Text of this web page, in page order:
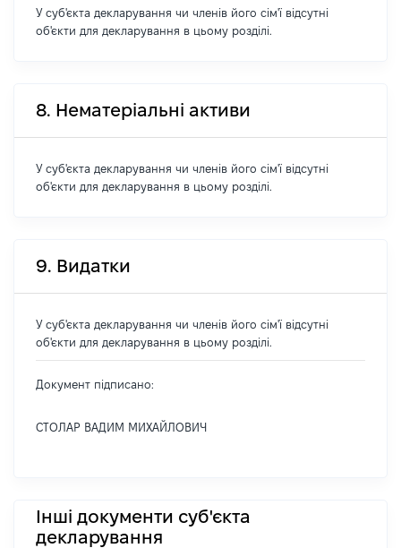
У суб'єкта декларування чи членів його сім'ї відсутні
об'єкти для декларування в цьому розділі.
8. Нематеріальні активи
У суб'єкта декларування чи членів його сім'ї відсутні
об'єкти для декларування в цьому розділі.
9. Видатки
У суб'єкта декларування чи членів його сім'ї відсутні
об'єкти для декларування в цьому розділі.
Документ підписано:
СТОЛАР ВАДИМ МИХАЙЛОВИЧ
Інші документи суб'єкта
декларування